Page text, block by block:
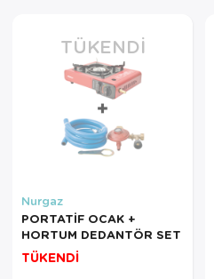
TÜKENDI
Nurgaz
PORTATİF OCAK +
HORTUM DEDANTÖR SET
TÜKENDİ